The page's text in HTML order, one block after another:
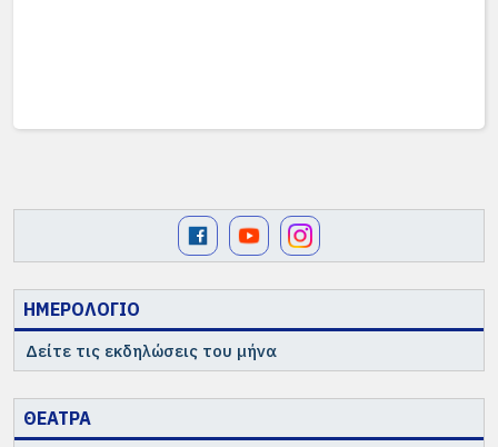
ΗΜΕΡΟΛΟΓΙΟ
Δείτε τις εκδηλώσεις του μήνα
ΘΕΑΤΡΑ